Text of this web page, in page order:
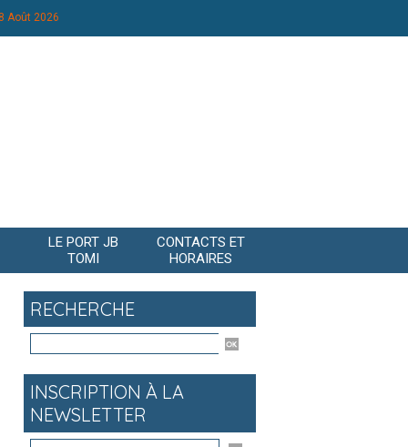
Août 2026
LE PORT JB
TOMI
CONTACTS ET
HORAIRES
RECHERCHE
INSCRIPTION À LA
NEWSLETTER